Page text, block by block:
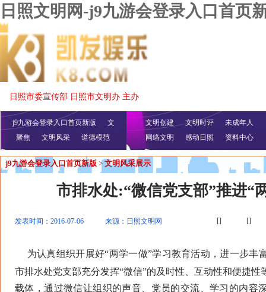
日照文明网-j9九游会登录入口首页
日照市委宣传部 日照市文明办 主办
j9九游会登录入口首页新版
文
明播报
公益视频
聚焦 文明风采 道德模范
文明创建 文明时评
未成年人
网络文明
感动日照 资料中心
j9九游会登录入口首页新版 > 文明风采展示
市排水处:“微信党支部”推进“
发表时间：2016-07-06 来源：日照文明网 [] []
为认真组织开展好“两学一做”学习教育活动，进一步丰
市排水处党支部充分发挥“微信”的及时性、互动性和便捷性
载体，通过微信让组织的声音、党员的交流、学习的内容